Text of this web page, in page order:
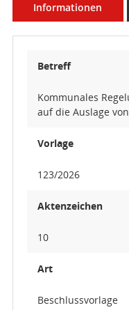
Informationen
Betreff
Kommunales
auf die Auslage
Vorlage
123/2026
Aktenzeichen
10
Art
Beschlussvorlage